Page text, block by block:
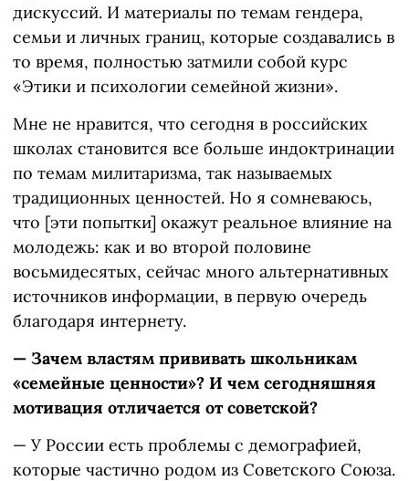
дискуссий. И материалы по темам гендера,
семьи и личных границ, которые создавались в
то время, полностью затмили собой курс
«Этики и психологии семейной жизни».
Мне не нравится, что сегодня в российских
школах становится все больше индоктринации
по темам милитаризма, так называемых
традиционных ценностей. Но я сомневаюсь,
что [эти попытки] окажут реальное влияние на
молодежь: как и во второй половине
восьмидесятых, сейчас много альтернативных
источников информации, в первую очередь
благодаря интернету.
— Зачем властям прививать школьникам
«семейные ценности»? И чем сегодняшняя
мотивация отличается от советской?
— У России есть проблемы с демографией,
которые частично родом из Советского Союза.